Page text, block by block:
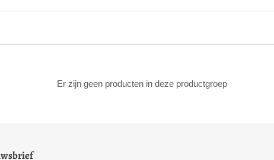
Er zijn geen producten in deze productgroep